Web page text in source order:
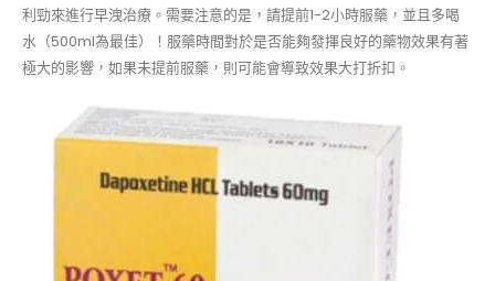
利勁來進行早洩治療。需要注意的是，請提前1-2小時服藥，並且多喝
水（500ml為最佳）！服藥時間對於是否能夠發揮良好的藥物效果有著
極大的影響，如果未提前服藥，則可能會導致效果大打折扣。